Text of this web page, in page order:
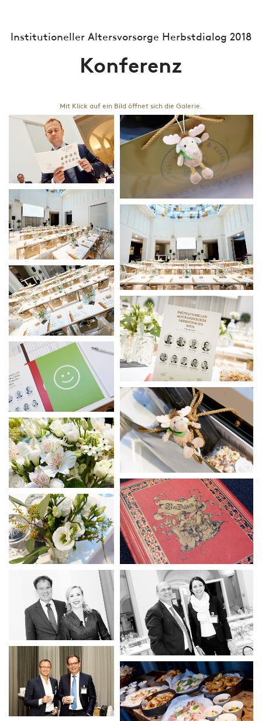
Institutioneller Altersvorsorge Herbstdialog 2018
Konferenz
Mit Klick auf ein Bild öffnet sich die Galerie.